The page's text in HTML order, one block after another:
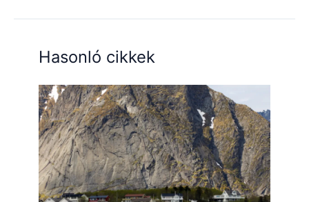
Hasonló cikkek